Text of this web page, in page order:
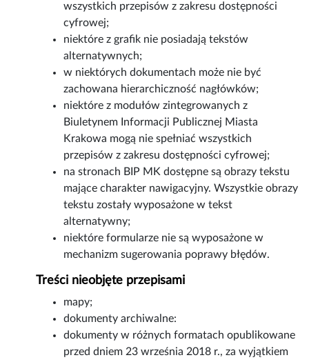
wszystkich przepisów z zakresu dostępności
cyfrowej;
niektóre z grafik nie posiadają tekstów
alternatywnych;
w niektórych dokumentach może nie być
zachowana hierarchiczność nagłówków;
niektóre z modułów zintegrowanych z
Biuletynem Informacji Publicznej Miasta
Krakowa mogą nie spełniać wszystkich
przepisów z zakresu dostępności cyfrowej;
na stronach BIP MK dostępne są obrazy tekstu
mające charakter nawigacyjny. Wszystkie obrazy
tekstu zostały wyposażone w tekst
alternatywny;
niektóre formularze nie są wyposażone w
mechanizm sugerowania poprawy błędów.
Treści nieobjęte przepisami
mapy;
dokumenty archiwalne:
dokumenty w różnych formatach opublikowane
przed dniem 23 września 2018 r., za wyjątkiem